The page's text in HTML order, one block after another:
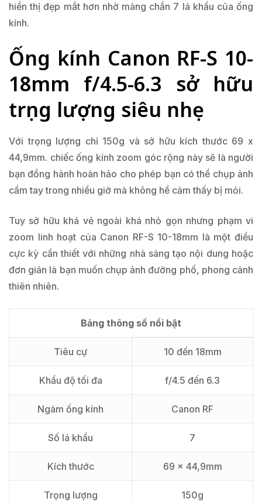
hiển thị đẹp mắt hơn nhờ màng chắn 7 lá khẩu của ống
kính.
Ống kính Canon RF-S 10-
18mm f/4.5-6.3 sở hữu
trọng lượng siêu nhẹ
Với trọng lượng chỉ 150g và sở hữu kích thước 69 x
44,9mm. chiếc ống kính zoom góc rộng này sẽ là người
bạn đồng hành hoàn hảo cho phép bạn có thể chụp ảnh
cầm tay trong nhiều giờ mà không hề cảm thấy bị mỏi.
Tuy sở hữu khá vẻ ngoài khá nhỏ gọn nhưng phạm vi
zoom linh hoạt của Canon RF-S 10-18mm là một điều
cực kỳ cần thiết với những nhà sáng tạo nội dung hoặc
đơn giản là bạn muốn chụp ảnh đường phố, phong cảnh
thiên nhiên.
Bảng thông số nổi bật
Tiêu cự 10 đến 18mm
Khẩu độ tối đa f/4.5 đến 6.3
Ngàm ống kính Canon RF
Số lá khẩu 7
Kích thước 69 x 44,9mm
Trọng lượng 150g